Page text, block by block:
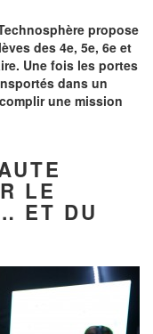
propose
des 4e, 5e, 6e et
Une fois les portes
dans un
une mission
LE
ET DU